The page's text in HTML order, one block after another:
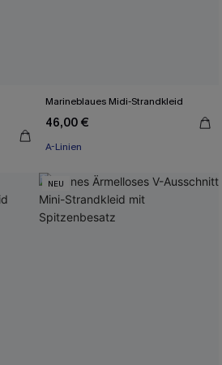
Marineblaues Midi-Strandkleid
46,00 €
A-Linien
NEU